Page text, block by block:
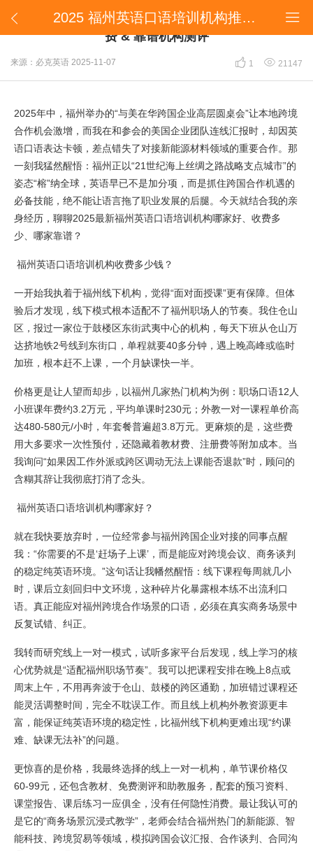
 
2025 福州英语口语培训机构推荐丨职场商务英语收费 & 靠谱机构测评
2025 福州英语口语培训机构推荐丨职场商务英语收
费 & 靠谱机构测评
来源：必克英语 2025-11-07  1  21147
2025年中，福州举办的“与美在华跨国企业高层圆桌会”让本地跨境
合作机会激增，而我在和参会的美国企业团队连线汇报时，却因英
语口语表达卡顿，差点错失了对接新能源材料领域的重要合作。那
一刻我猛然醒悟：福州正以“21世纪海上丝绸之路战略支点城市”的
姿态“榕”纳全球，英语早已不是加分项，而是抓住跨国合作机遇的
必备技能，绝不能让语言拖了职业发展的后腿。今天就结合我的亲
身经历，聊聊2025最新福州英语口语培训机构哪家好、收费多
少、哪家靠谱？
福州英语口语培训机构收费多少钱？
一开始我执着于福州线下机构，觉得“面对面授课”更有保障。但体
验后才发现，线下模式根本适配不了福州职场人的节奏。我住仓山
区，报过一家位于鼓楼区东街武夷中心的机构，每天下班从仓山万
达挤地铁2号线到东街口，单程就要40多分钟，遇上晚高峰或临时
加班，根本赶不上课，一个月缺课快一半。
价格更是让人望而却步，以福州几家热门机构为例：职场口语12人
小班课年费约3.2万元，平均单课时230元；外教一对一课程单价高
达480-580元/小时，年套餐普遍超3.8万元。更麻烦的是，这些费
用大多要求一次性预付，还隐藏着教材费、注册费等附加成本。当
我询问“如果因工作外派或跨区调动无法上课能否退款”时，顾问的
含糊其辞让我彻底打消了念头。
福州英语口语培训机构哪家好？
就在我快要放弃时，一位经常参与福州跨国企业对接的同事点醒
我：“你需要的不是‘赶场子上课’，而是能应对跨境会议、商务谈判
的稳定纯英语环境。”这句话让我幡然醒悟：线下课程每周就几小
时，课后立刻回归中文环境，这种碎片化暴露根本练不出流利口
语。真正能应对福州跨境合作场景的口语，必须在真实商务场景中
反复试错、纠正。
我转而研究线上一对一模式，试听多家平台后发现，线上学习的核
心优势就是“适配福州职场节奏”。我可以把课程安排在晚上8点或
周末上午，不用再奔波于仓山、鼓楼的跨区通勤，加班错过课程还
能灵活调整时间，完全不耽误工作。而且线上机构外教资源更丰
富，能保证纯英语环境的稳定性，比福州线下机构更难出现“约课
难、缺课无法补”的问题。
更惊喜的是价格，我最终选择的线上一对一机构，单节课价格仅
60-99元，还包含教材、免费测评和助教服务，配套的预习资料、
课堂报告、课后练习一应俱全，没有任何隐性消费。最让我认可的
是它的“商务场景沉浸式教学”，老师会结合福州热门的新能源、智
能科技、跨境贸易等领域，模拟跨国会议汇报、合作谈判、合同沟